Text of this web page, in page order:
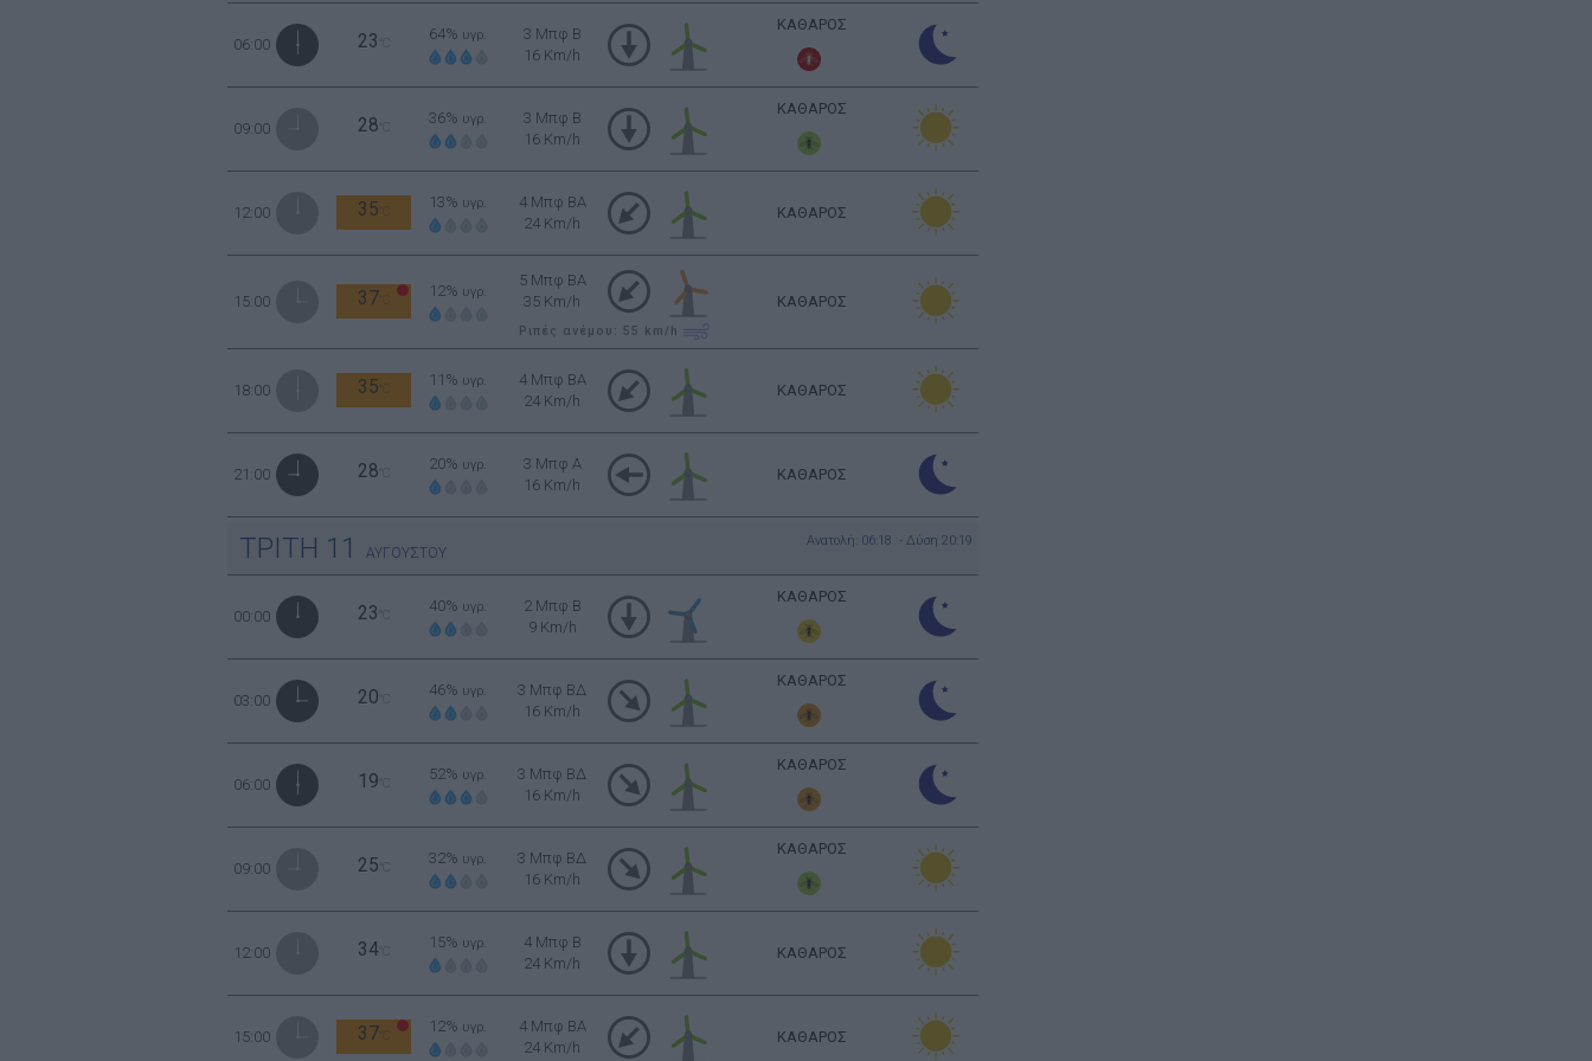
06:00 23 64% υγρ.
3 Μπφ B
16 Km/h
ΚΑΘΑΡΟΣ
09:00 28 36% υγρ.
3 Μπφ B
16 Km/h
ΚΑΘΑΡΟΣ
12:00 35 13% υγρ.
4 Μπφ BA
24 Km/h
ΚΑΘΑΡΟΣ
15:00 37 12% υγρ.
5 Μπφ BA
35 Km/h
Ριπές ανέμου: 55 km/h
ΚΑΘΑΡΟΣ
18:00 35 11% υγρ.
4 Μπφ BA
24 Km/h
ΚΑΘΑΡΟΣ
21:00 28 20% υγρ.
3 Μπφ Α
16 Km/h
ΚΑΘΑΡΟΣ
ΤΡΙΤΗ 11 ΑΥΓΟΥΣΤΟΥ
Ανατολή: 06:18 - Δύση 20:19
00:00 23 40% υγρ.
2 Μπφ B
9 Km/h
ΚΑΘΑΡΟΣ
03:00 20 46% υγρ.
3 Μπφ ΒΔ
16 Km/h
ΚΑΘΑΡΟΣ
06:00 19 52% υγρ.
3 Μπφ ΒΔ
16 Km/h
ΚΑΘΑΡΟΣ
09:00 25 32% υγρ.
3 Μπφ ΒΔ
16 Km/h
ΚΑΘΑΡΟΣ
12:00 34°C
15% υγρ.
4 Μπφ B
24 Km/h
ΚΑΘΑΡΟΣ
15:00 37 12% υγρ.
4 Μπφ BA
24 Km/h
ΚΑΘΑΡΟΣ